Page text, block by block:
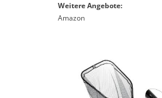
Weitere Angebote:
Amazon